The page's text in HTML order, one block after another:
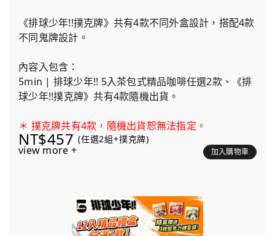
《排球少年!!撲克牌》共有4款不同外盒設計，搭配4款
不同鬼牌設計。
內容入包含：
5min | 排球少年!! 5入茶包式精品咖啡任選2款、《排
球少年!!撲克牌》共有4款隨機出貨。
＊ 撲克牌共有4款，隨機出貨恕無法指定。
NT$457 (任選2組+撲克牌)
view more + 加入購物車